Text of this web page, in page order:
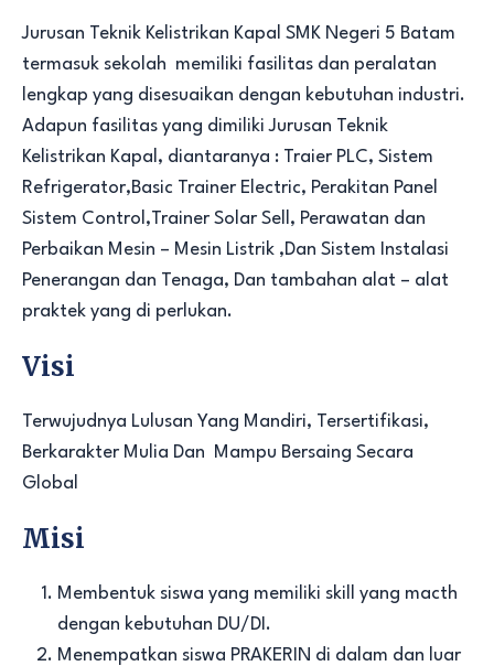
Jurusan Teknik Kelistrikan Kapal SMK Negeri 5 Batam
termasuk sekolah memiliki fasilitas dan peralatan
lengkap yang disesuaikan dengan kebutuhan industri.
Adapun fasilitas yang dimiliki Jurusan Teknik
Kelistrikan Kapal, diantaranya : Traier PLC, Sistem
Refrigerator,Basic Trainer Electric, Perakitan Panel
Sistem Control,Trainer Solar Sell, Perawatan dan
Perbaikan Mesin – Mesin Listrik ,Dan Sistem Instalasi
Penerangan dan Tenaga, Dan tambahan alat – alat
praktek yang di perlukan.
Visi
Terwujudnya Lulusan Yang Mandiri, Tersertifikasi,
Berkarakter Mulia Dan Mampu Bersaing Secara
Global
Misi
Membentuk siswa yang memiliki skill yang macth
dengan kebutuhan DU/DI.
Menempatkan siswa PRAKERIN di dalam dan luar